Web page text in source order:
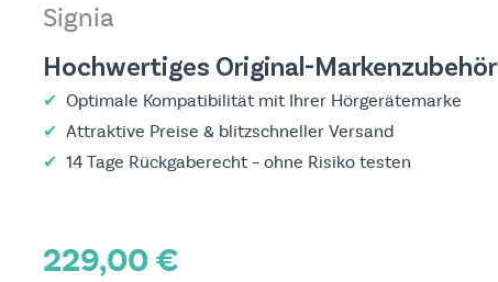
Signia
Hochwertiges Original-Marken­zubehör
✔ Optimale Kompatibilität mit Ihrer Hörgeräte­marke
✔ Attraktive Preise & blitzschneller Versand
✔ 14 Tage Rückgaberecht – ohne Risiko testen
229,00 €